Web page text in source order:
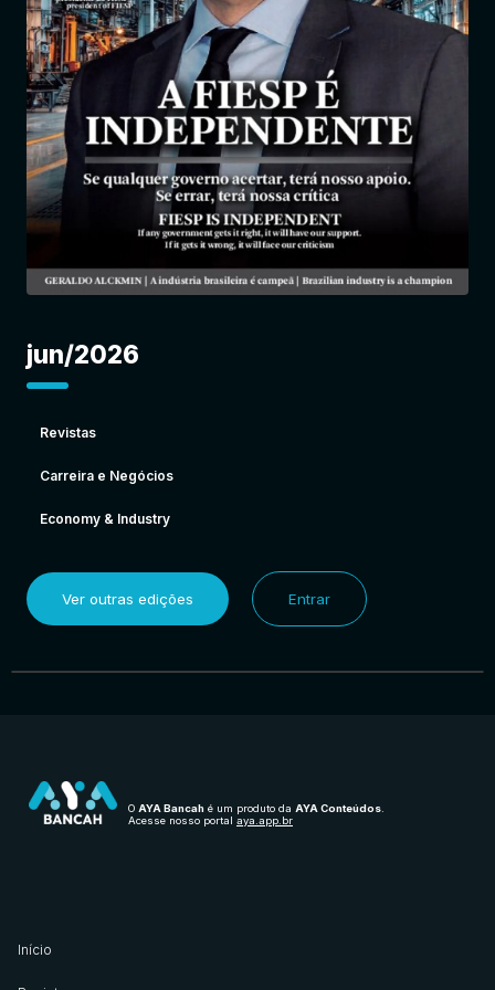
Entrar
jun/2026
Revistas
Carreira e Negócios
Economy & Industry
Ver outras edições Entrar
O AYA Bancah é um produto da AYA Conteúdos.
Acesse nosso portal aya.app.br
Início